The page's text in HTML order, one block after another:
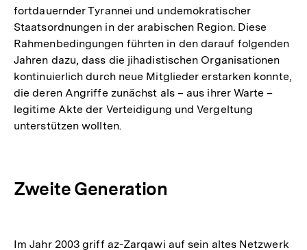
fortdauernder Tyrannei und undemokratischer
Staatsordnungen in der arabischen Region. Diese
Rahmenbedingungen führten in den darauf folgenden
Jahren dazu, dass die jihadistischen Organisationen
kontinuierlich durch neue Mitglieder erstarken konnte,
die deren Angriffe zunächst als – aus ihrer Warte –
legitime Akte der Verteidigung und Vergeltung
unterstützen wollten.
Zweite Generation
Im Jahr 2003 griff az-Zarqawi auf sein altes Netzwerk